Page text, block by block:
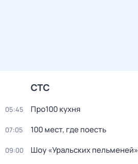
СТС
05:45 Про100 кухня
07:05 100 мест, где поесть
09:00 Шоу «Уральских пельменей»